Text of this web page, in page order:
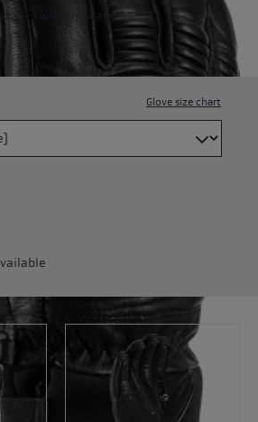
out of 5 stars
1-3 working days
Glove size chart